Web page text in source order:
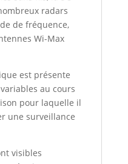
radars
de fréquence,
Wi-Max
est présente
au cours
pour laquelle il
une surveillance
visibles